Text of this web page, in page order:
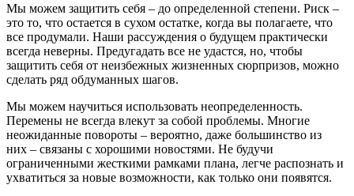
Мы можем защитить себя – до определенной степени. Риск –
это то, что остается в сухом остатке, когда вы полагаете, что
все продумали. Наши рассуждения о будущем практически
всегда неверны. Предугадать все не удастся, но, чтобы
защитить себя от неизбежных жизненных сюрпризов, можно
сделать ряд обдуманных шагов.
Мы можем научиться использовать неопределенность.
Перемены не всегда влекут за собой проблемы. Многие
неожиданные повороты – вероятно, даже большинство из
них – связаны с хорошими новостями. Не будучи
ограниченными жесткими рамками плана, легче распознать и
ухватиться за новые возможности, как только они появятся.